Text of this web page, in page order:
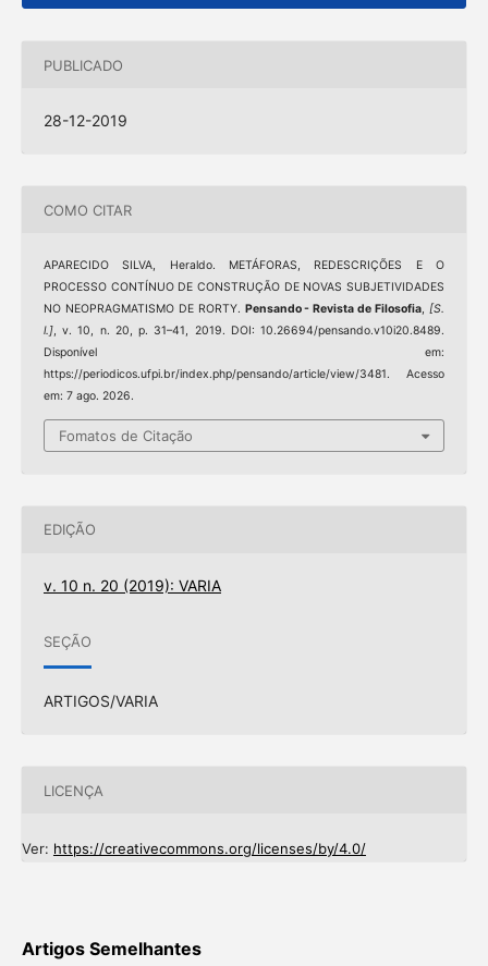
PUBLICADO
28-12-2019
COMO CITAR
APARECIDO SILVA, Heraldo. METÁFORAS, REDESCRIÇÕES E O
PROCESSO CONTÍNUO DE CONSTRUÇÃO DE NOVAS SUBJETIVIDADES
NO NEOPRAGMATISMO DE RORTY. Pensando - Revista de Filosofia,[S.
l.], v. 10, n. 20, p. 31–41, 2019. DOI: 10.26694/pensando.v10i20.8489.
Disponível em:
https://periodicos.ufpi.br/index.php/pensando/article/view/3481. Acesso
em: 7 ago. 2026.
Fomatos de Citação
EDIÇÃO
v. 10 n. 20 (2019): VARIA
SEÇÃO
ARTIGOS/VARIA
LICENÇA
Ver: https://creativecommons.org/licenses/by/4.0/
Artigos Semelhantes